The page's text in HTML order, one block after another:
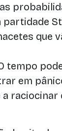
que
tempo
em
a raciocinar